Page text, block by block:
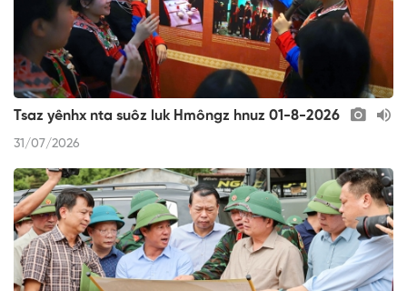
Tsaz yênhx nta suôz luk Hmôngz hnuz 01-8-2026
31/07/2026